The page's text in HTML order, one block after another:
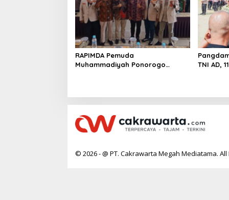
RAPIMDA Pemuda
Muhammadiyah Ponorogo
TNI AD,
© 2026 - @ PT. Cakrawarta Megah Mediatama.